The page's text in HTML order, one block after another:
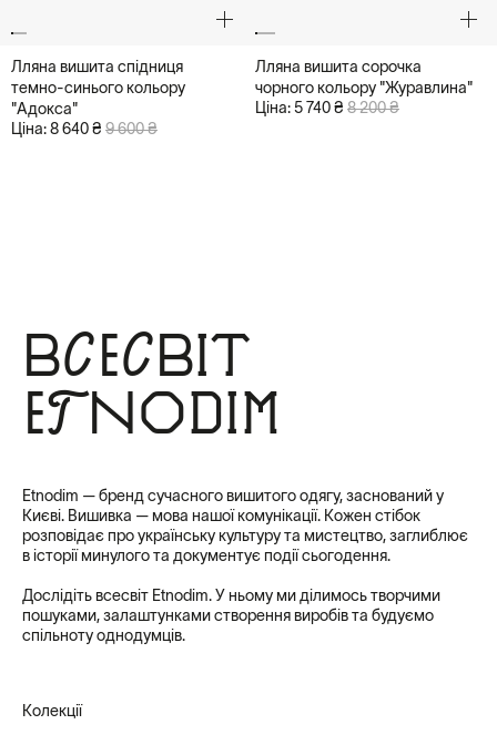
Лляна вишита спідниця
темно-синього кольору
"Адокса"
Ціна: 8 640 ₴ 9 600 ₴
Лляна вишита сорочка
чорного кольору "Журавлина"
Ціна: 5 740 ₴ 8 200 ₴
Всесвіт
Etnodim
Etnodim — бренд сучасного вишитого одягу, заснований у
Києві. Вишивка — мова нашої комунікації. Кожен стібок
розповідає про українську культуру та мистецтво, заглиблює
в історії минулого та документує події сьогодення.
Дослідіть всесвіт Etnodim. У ньому ми ділимось творчими
пошуками, залаштунками створення виробів та будуємо
спільноту однодумців.
Колекції